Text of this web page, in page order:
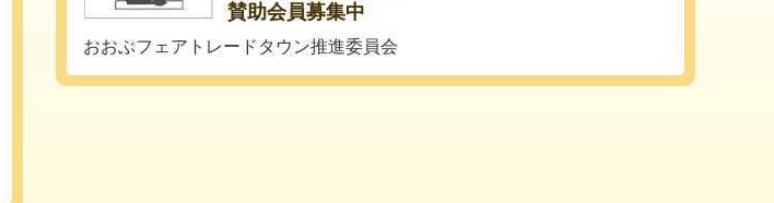
賛助会員募集中
おおぶフェアトレードタウン推進委員会